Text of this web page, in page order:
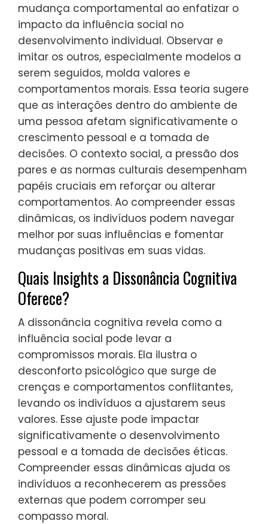
mudança comportamental ao enfatizar o
impacto da influência social no
desenvolvimento individual. Observar e
imitar os outros, especialmente modelos a
serem seguidos, molda valores e
comportamentos morais. Essa teoria sugere
que as interações dentro do ambiente de
uma pessoa afetam significativamente o
crescimento pessoal e a tomada de
decisões. O contexto social, a pressão dos
pares e as normas culturais desempenham
papéis cruciais em reforçar ou alterar
comportamentos. Ao compreender essas
dinâmicas, os indivíduos podem navegar
melhor por suas influências e fomentar
mudanças positivas em suas vidas.
Quais Insights a Dissonância Cognitiva
Oferece?
A dissonância cognitiva revela como a
influência social pode levar a
compromissos morais. Ela ilustra o
desconforto psicológico que surge de
crenças e comportamentos conflitantes,
levando os indivíduos a ajustarem seus
valores. Esse ajuste pode impactar
significativamente o desenvolvimento
pessoal e a tomada de decisões éticas.
Compreender essas dinâmicas ajuda os
indivíduos a reconhecerem as pressões
externas que podem corromper seu
compasso moral.